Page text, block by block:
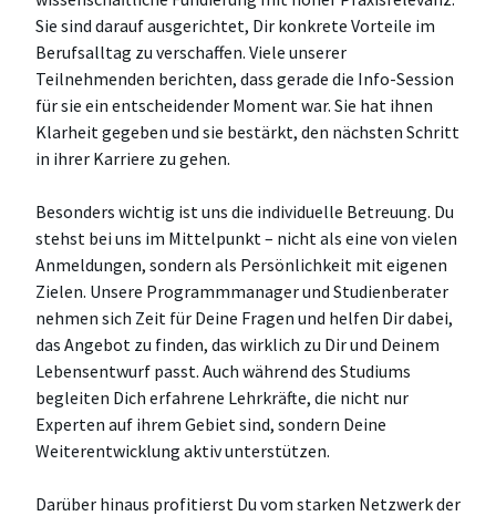
Sie sind darauf ausgerichtet, Dir konkrete Vorteile im
Berufsalltag zu verschaffen. Viele unserer
Teilnehmenden berichten, dass gerade die Info-Session
für sie ein entscheidender Moment war. Sie hat ihnen
Klarheit gegeben und sie bestärkt, den nächsten Schritt
in ihrer Karriere zu gehen.
Besonders wichtig ist uns die individuelle Betreuung. Du
stehst bei uns im Mittelpunkt – nicht als eine von vielen
Anmeldungen, sondern als Persönlichkeit mit eigenen
Zielen. Unsere Programmmanager und Studienberater
nehmen sich Zeit für Deine Fragen und helfen Dir dabei,
das Angebot zu finden, das wirklich zu Dir und Deinem
Lebensentwurf passt. Auch während des Studiums
begleiten Dich erfahrene Lehrkräfte, die nicht nur
Experten auf ihrem Gebiet sind, sondern Deine
Weiterentwicklung aktiv unterstützen.
Darüber hinaus profitierst Du vom starken Netzwerk der